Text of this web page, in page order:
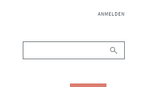
NAVIGATION
ANMELDEN